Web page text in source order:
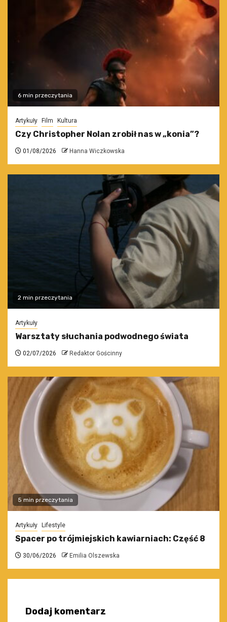
6 min przeczytania
Artykuły Film Kultura
Czy Christopher Nolan zrobił nas w „konia”?
01/08/2026 Hanna Wiczkowska
2 min przeczytania
Artykuły
Warsztaty słuchania podwodnego świata
02/07/2026 Redaktor Gościnny
5 min przeczytania
Artykuły Lifestyle
Spacer po trójmiejskich kawiarniach: Część 8
30/06/2026 Emilia Olszewska
Dodaj komentarz